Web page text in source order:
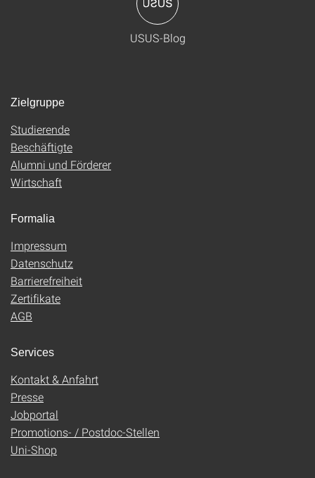
USUS-Blog
Zielgruppe
Studierende
Beschäftigte
Alumni und Förderer
Wirtschaft
Formalia
Impressum
Datenschutz
Barrierefreiheit
Zertifikate
AGB
Services
Kontakt & Anfahrt
Presse
Jobportal
Promotions- / Postdoc-Stellen
Uni-Shop